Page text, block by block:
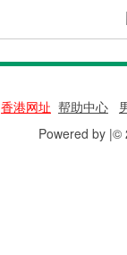
香港网址 帮助中心
Powered by |©